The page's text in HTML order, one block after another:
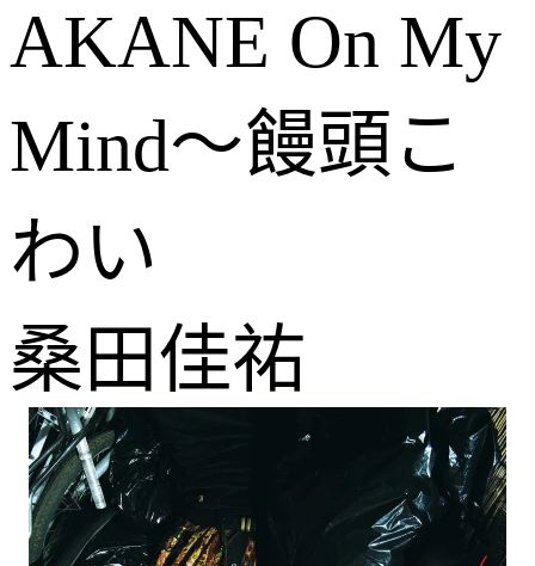
AKANE On My
Mind～饅頭こ
わい
桑田佳祐